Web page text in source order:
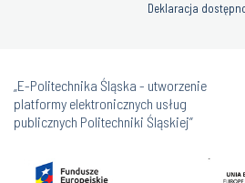
Deklaracja
„E-Politechnika Śląska - utworzenie
platformy elektronicznych usług
publicznych Politechniki Śląskiej”